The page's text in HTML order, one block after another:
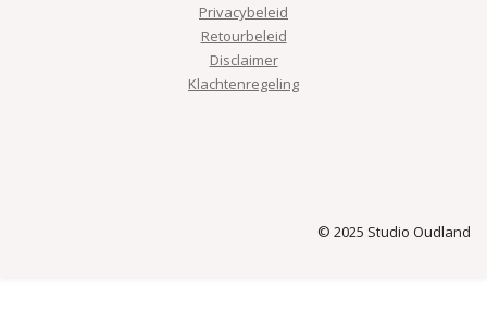
Privacybeleid
Retourbeleid
Disclaimer
Klachtenregeling
© 2025 Studio Oudland